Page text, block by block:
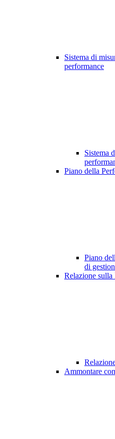
Sistema di
performance
Sistema
Piano della
Piano
di
Relazione sulla
Ammontare